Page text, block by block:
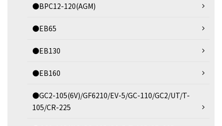
●BPC12-120(AGM)
●EB65
●EB130
●EB160
●GC2-105(6V)/GF6210/EV-5/GC-110/GC2/UT/T-
105/CR-225